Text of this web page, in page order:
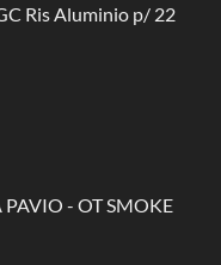
Ris Aluminio p/ 22
- OT SMOKE